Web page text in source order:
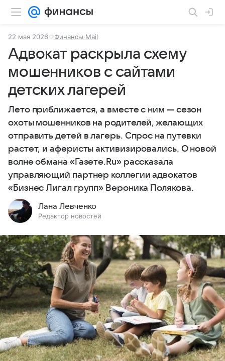
22 мая 2026 Финансы Mail
Адвокат раскрыла схему
мошенников с сайтами
детских лагерей
Лето приближается, а вместе с ним — сезон
охоты мошенников на родителей, желающих
отправить детей в лагерь. Спрос на путевки
растет, и аферисты активизировались. О новой
волне обмана «Газете.Ru» рассказала
управляющий партнер коллегии адвокатов
«Бизнес Лигал групп» Вероника Полякова.
Лана Левченко
Редактор новостей